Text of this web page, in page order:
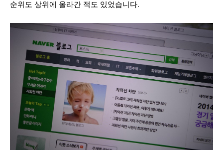
순위도 상위에 올라간 적도 있었습니다.